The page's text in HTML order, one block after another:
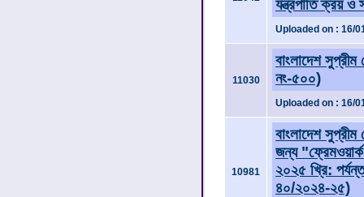
যন্ত্রপাতি ক্রয় ও
Uploaded on : 16/
11030
বাংলাদেশ সুপ্রীম
নং-৫০০)
Uploaded on : 16/
10981
বাংলাদেশ সুপ্রীম
জন্য
২০২৫ খ্রি:
৪০/২০২৪-২৫)